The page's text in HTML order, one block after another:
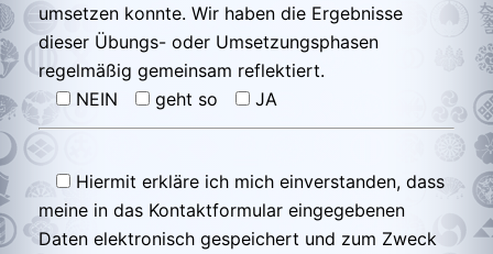
umsetzen konnte. Wir haben die Ergebnisse
dieser Übungs- oder Umsetzungsphasen
regelmäßig gemeinsam reflektiert.
NEIN
geht so JA
Hiermit erkläre ich mich einverstanden, dass
meine in das Kontaktformular eingegebenen
Daten elektronisch gespeichert und zum Zweck